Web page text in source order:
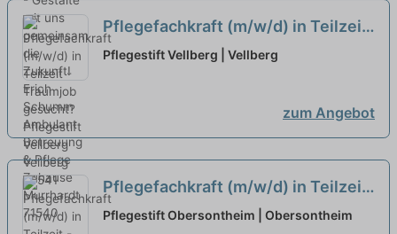
Pflegefachkraft (m/w/d) in Teilzeit
- Traumjob gesucht? neu
Pflegestift Vellberg | Vellberg
zum Angebot
Pflegefachkraft (m/w/d) in Teilzeit
- Traumjob gesucht? neu
Pflegestift Obersontheim | Obersontheim